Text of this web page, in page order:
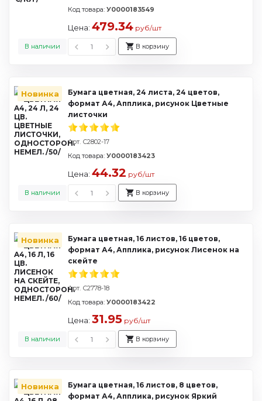
В наличии
Код товара: У0000183549
Цена: 479.34 руб/шт
В корзину
Новинка
Бумага цветная, 24 листа, 24 цветов,
формат А4, Апплика, рисунок Цветные
листочки
Арт. С2802-17
В наличии
Код товара: У0000183423
Цена: 44.32 руб/шт
В корзину
Новинка
Бумага цветная, 16 листов, 16 цветов,
формат А4, Апплика, рисунок Лисенок на
скейте
Арт. С2778-18
В наличии
Код товара: У0000183422
Цена: 31.95 руб/шт
В корзину
Новинка
Бумага цветная, 16 листов, 8 цветов,
формат А4, Апплика, рисунок Яркий